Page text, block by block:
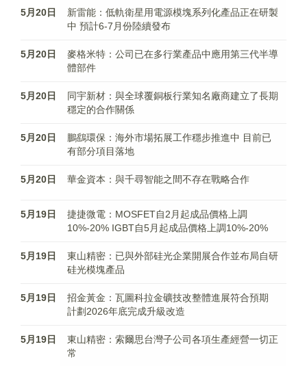
5月20日
新雷能：低軌衛星用電源模塊系列化產品正在研製
中 預計6-7月份陸續發布
5月20日
麥格米特：公司已在多行業產品中應用第三代半導
體部件
5月20日
同宇新材：與全球覆銅板行業知名廠商建立了長期
穩定的合作關係
5月20日
鵬鷂環保：海外市場拓展工作穩步推進中 目前已
有部分項目落地
5月20日 華金資本：與千尋智能之間不存在戰略合作
5月19日
捷捷微電：MOSFET自2月起成品價格上調
10%-20% IGBT自5月起成品價格上調10%-20%
5月19日
東山精密：已與外部硅光企業開展合作並布局自研
硅光模塊產品
5月19日
招金黃金：瓦圖科拉金礦技改整體進展符合預期
計劃2026年底完成升級改造
5月19日
東山精密：索爾思台灣子公司各項生產經營一切正
常